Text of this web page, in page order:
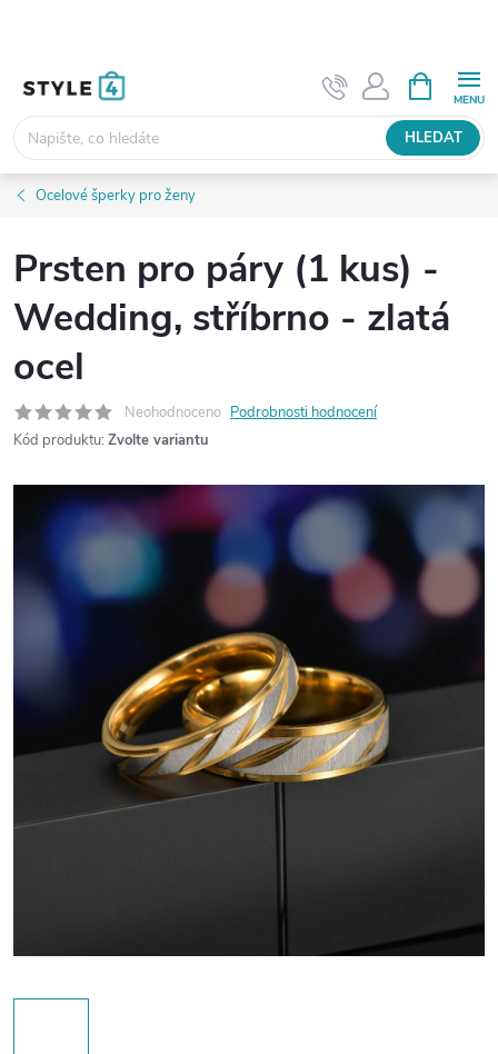
HLEDAT
NÁKUPNÍ
KOŠÍK
Ocelové šperky pro ženy
Prsten pro páry (1 kus) -
Wedding, stříbrno - zlatá
ocel
Neohodnoceno Podrobnosti hodnocení
Kód produktu: Zvolte variantu